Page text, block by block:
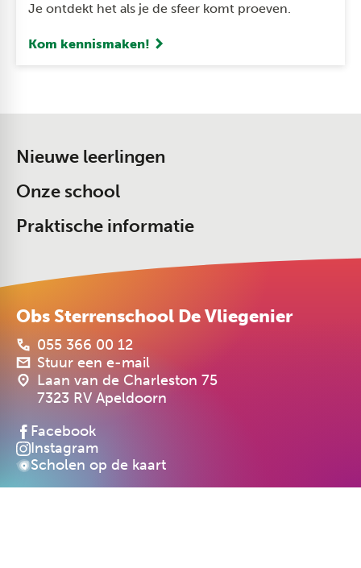
Je ontdekt het als je de sfeer komt proeven.
Kom kennismaken!
Nieuwe leerlingen
Onze school
Praktische informatie
Obs Sterrenschool De Vliegenier
055 366 00 12
Stuur een e-mail
Laan van de Charleston 75
7323 RV Apeldoorn
Facebook
Instagram
Scholen op de kaart